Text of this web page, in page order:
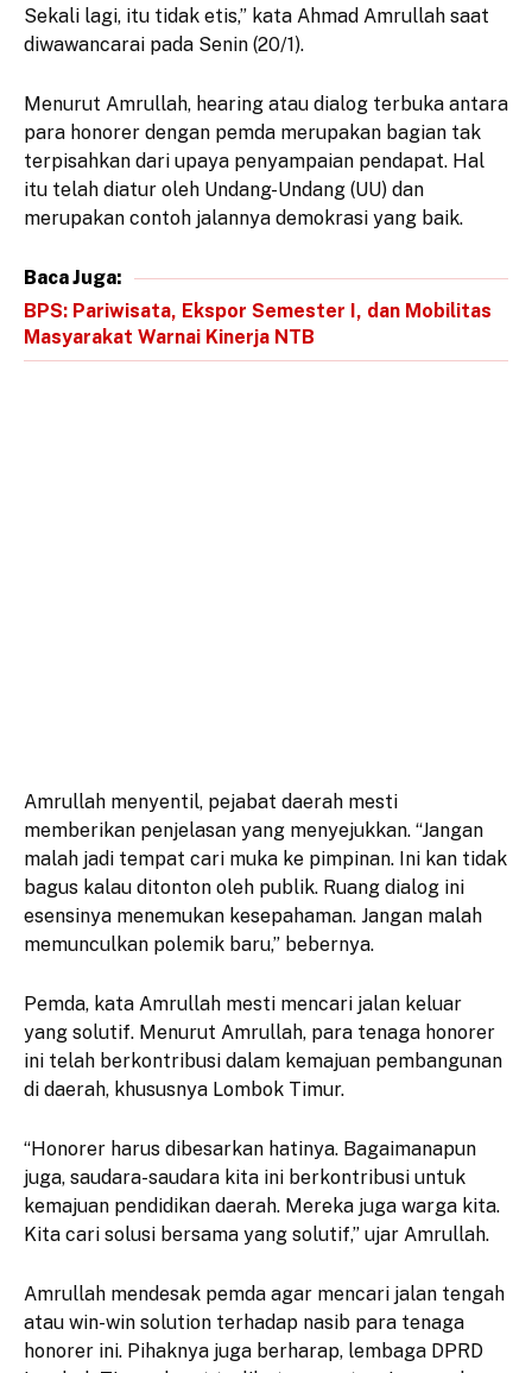
Sekali lagi, itu tidak etis,” kata Ahmad Amrullah saat
diwawancarai pada Senin (20/1).
Menurut Amrullah, hearing atau dialog terbuka antara
para honorer dengan pemda merupakan bagian tak
terpisahkan dari upaya penyampaian pendapat. Hal
itu telah diatur oleh Undang-Undang (UU) dan
merupakan contoh jalannya demokrasi yang baik.
Baca Juga:
BPS: Pariwisata, Ekspor Semester I, dan Mobilitas
Masyarakat Warnai Kinerja NTB
Amrullah menyentil, pejabat daerah mesti
memberikan penjelasan yang menyejukkan. “Jangan
malah jadi tempat cari muka ke pimpinan. Ini kan tidak
bagus kalau ditonton oleh publik. Ruang dialog ini
esensinya menemukan kesepahaman. Jangan malah
memunculkan polemik baru,” bebernya.
Pemda, kata Amrullah mesti mencari jalan keluar
yang solutif. Menurut Amrullah, para tenaga honorer
ini telah berkontribusi dalam kemajuan pembangunan
di daerah, khususnya Lombok Timur.
“Honorer harus dibesarkan hatinya. Bagaimanapun
juga, saudara-saudara kita ini berkontribusi untuk
kemajuan pendidikan daerah. Mereka juga warga kita.
Kita cari solusi bersama yang solutif,” ujar Amrullah.
Amrullah mendesak pemda agar mencari jalan tengah
atau win-win solution terhadap nasib para tenaga
honorer ini. Pihaknya juga berharap, lembaga DPRD